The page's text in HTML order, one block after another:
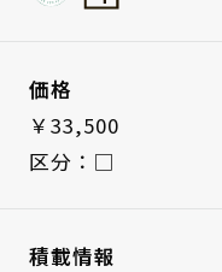
価格
￥33,500
区分：□
積載情報